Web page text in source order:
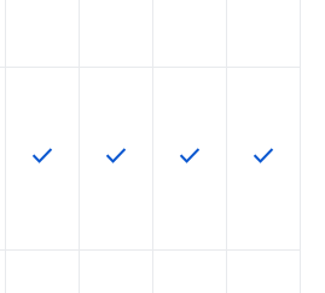
Esta función está disponible en
check Esta función está
check Esta función
check Esta
check